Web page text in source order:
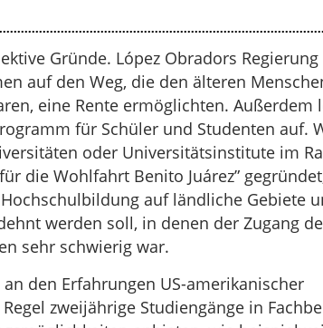
Gründe. López Obradors
auf den Weg, die den älteren
eine Rente ermöglichten. Außerdem
für Schüler und Studenten auf.
oder Universitätsinstitute im
die Wohlfahrt Benito Juárez”
auf ländliche Gebiete
werden soll, in denen der Zugang
sehr schwierig war.
den Erfahrungen US-amerikanischer
zweijährige Studiengänge in